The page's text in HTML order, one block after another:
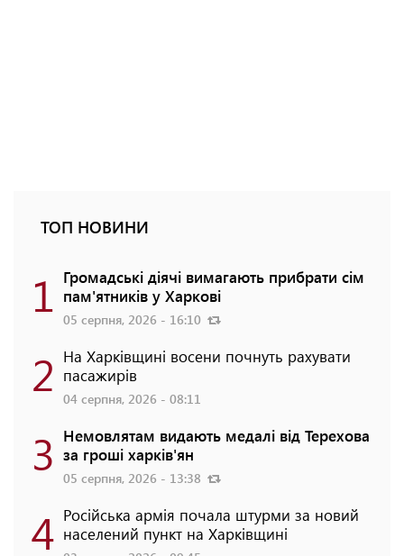
ТОП НОВИНИ
1 Громадські діячі вимагають прибрати сім
пам'ятників у Харкові
05 серпня, 2026 - 16:10
2 На Харківщині восени почнуть рахувати
пасажирів
04 серпня, 2026 - 08:11
3 Немовлятам видають медалі від Терехова
за гроші харків'ян
05 серпня, 2026 - 13:38
4 Російська армія почала штурми за новий
населений пункт на Харківщині